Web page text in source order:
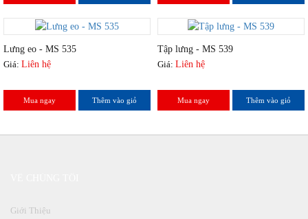
Lưng eo - MS 535
Giá: Liên hệ
Mua ngay Thêm vào giỏ
Tập lưng - MS 539
Giá: Liên hệ
Mua ngay Thêm vào giỏ
Giới Thiệu